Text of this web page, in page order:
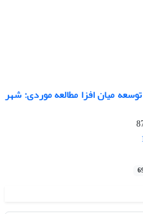
میان افزا مطالعه موردی: شهر